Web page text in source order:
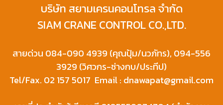
บริษัท สยามเครนคอนโทรล จำกัด
SIAM CRANE CONTROL CO.,LTD.
สายด่วน 084-090 4939 (คุณปุ้ม/นวภัทร), 094-556
3929 (วิศวกร-ช่างกบ/ประทีป)
Tel/Fax. 02 157 5017 Email : dnawapat@gmail.com